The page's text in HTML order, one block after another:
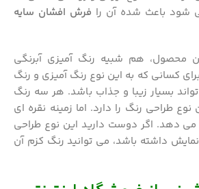
شود باعث شده آن را فرش افشان سایه
محصول، هم شبیه رنگ آمیزی آبرنگی
کسانی که به این نوع رنگ آمیزی و رنگ
بسیار زیبا و جذاب باشد. هر سه رنگ
طراحی رنگ را دارد. اما زمینه نقره ای
می دهد. اگر دوست دارید این نوع طراحی
داشته باشد، می توانید رنگ کزم آن